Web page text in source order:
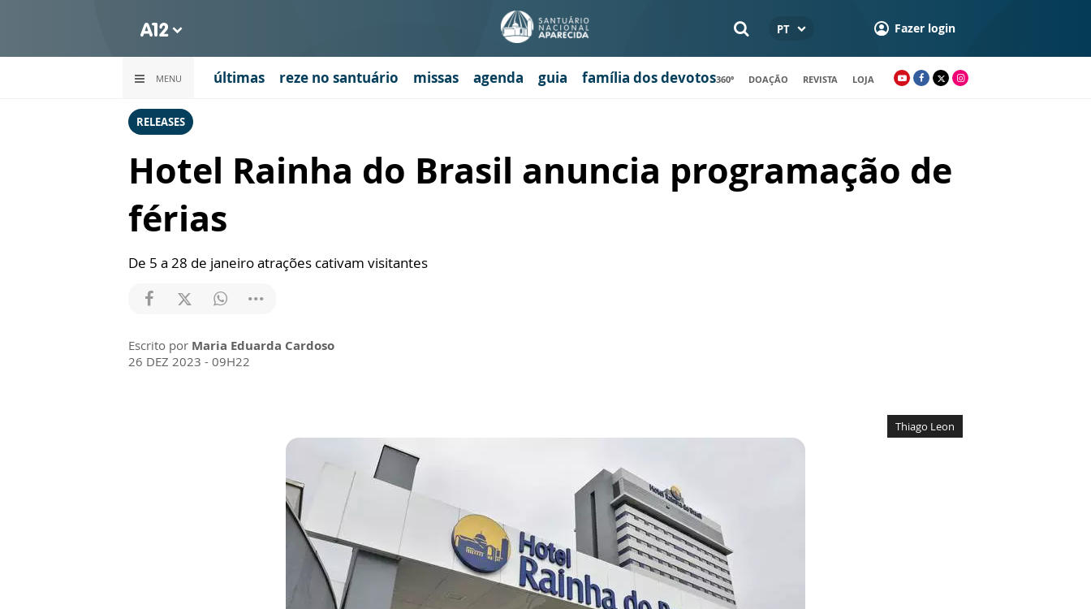
PT Fazer login
MENU últimas reze no santuário missas agenda guia família dos devotos360º DOAÇÃO REVISTA LOJA
RELEASES
Hotel Rainha do Brasil anuncia programação de
férias
De 5 a 28 de janeiro atrações cativam visitantes
Escrito por Maria Eduarda Cardoso
26 DEZ 2023 - 09H22
Thiago Leon